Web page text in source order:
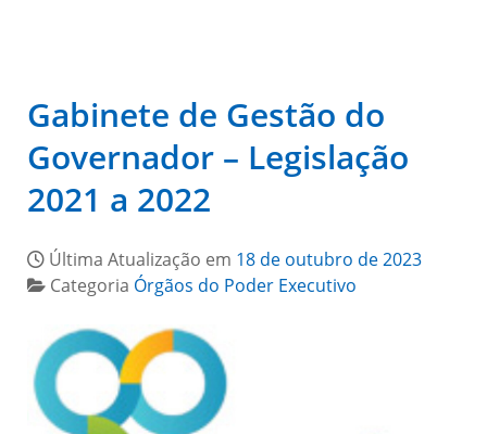
Gabinete de Gestão do
Governador – Legislação
2021 a 2022
Última Atualização em 18 de outubro de 2023
Categoria Órgãos do Poder Executivo